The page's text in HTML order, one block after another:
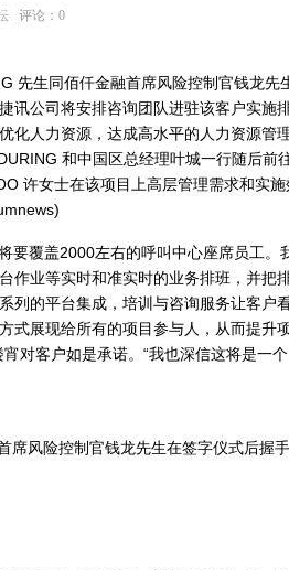
评论： 0
生同佰仟金融首席风险控制官钱龙先
讯公司将安排咨询团队进驻该客户实施
化人力资源，达成高水平的人力资源管
和中国区总经理叶城一行随后前
许女士在该项目上高层管理需求和实施
覆盖2000左右的呼叫中心座席员工。
作业等实时和准实时的业务排班，并把
列的平台集成，培训与咨询服务让客户
式展现给所有的项目参与人，从而提升
对客户如是承诺。“我也深信这将是一个
席风险控制官钱龙先生在签字仪式后握手